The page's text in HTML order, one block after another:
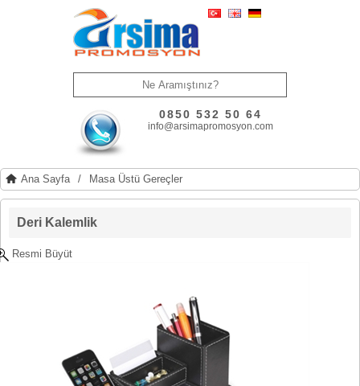
0850 532 50 64
info@arsimapromosyon.com
Ana Sayfa / Masa Üstü Gereçler
Deri Kalemlik
Resmi Büyüt